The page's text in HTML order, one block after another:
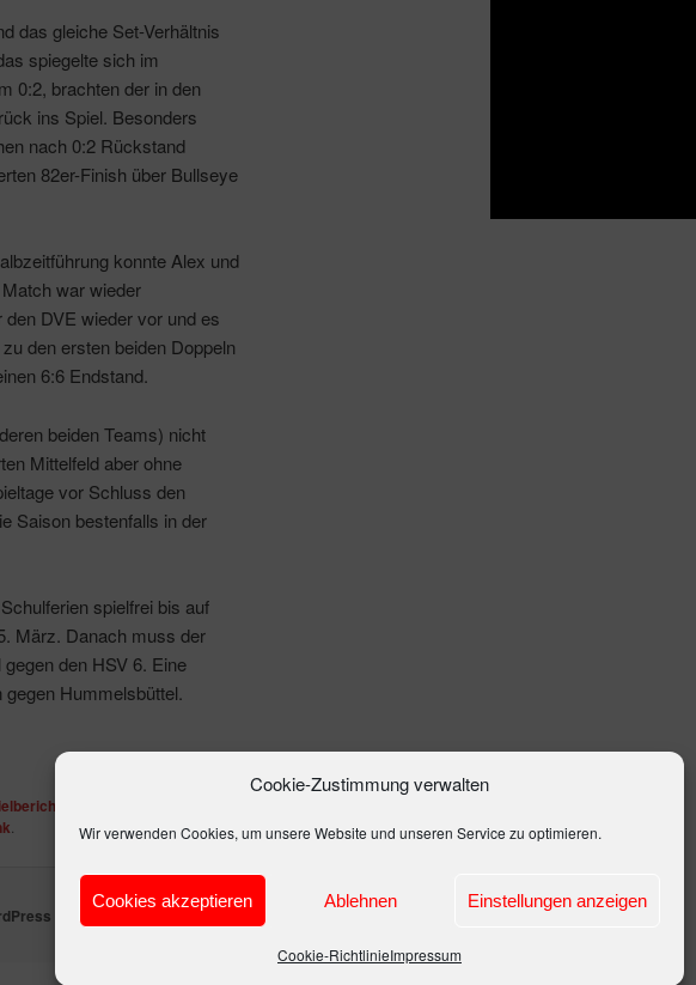
Cookie-Zustimmung verwalten
Wir verwenden Cookies, um unsere Website und unseren Service zu optimieren.
Cookies akzeptieren Ablehnen Einstellungen anzeigen
Cookie-RichtlinieImpressum
das gleiche Set-Verhältnis
spiegelte sich im
0:2, brachten der in den
ins Spiel. Besonders
nach 0:2 Rückstand
82er-Finish über Bullseye
konnte Alex und
war wieder
DVE wieder vor und es
den ersten beiden Doppeln
6:6 Endstand.
beiden Teams) nicht
Mittelfeld aber ohne
vor Schluss den
Saison bestenfalls in der
spielfrei bis auf
März. Danach muss der
den HSV 6. Eine
Hummelsbüttel.